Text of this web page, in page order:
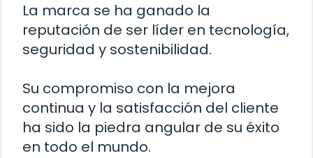
La marca se ha ganado la
reputación de ser líder en tecnología,
seguridad y sostenibilidad.
Su compromiso con la mejora
continua y la satisfacción del cliente
ha sido la piedra angular de su éxito
en todo el mundo.